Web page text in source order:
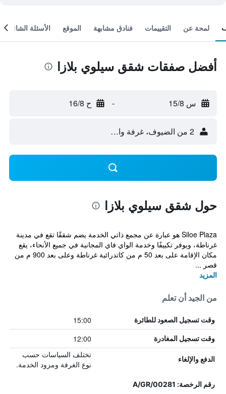
لمحة عن التقييمات فنادق مشابهة الموقع الأسئلة الشائعة
أفضل صفقات شقق سيلوي بلازا
س 15/8 - ح 16/8
2 من الضيوف، غرفة واحدة
حول شقق سيلوي بلازا
Siloe Plaza هو عبارة عن مجمع ذاتي الخدمة يضم شققًا تقع في مدينة
غرناطة، ويوفر تكييفًا وخدمة الواي فاي المجانية في جميع الأنحاء، يقع
مكان الإقامة على بعد 50 م من كاتدرائية غرناطة وعلى بعد 900 م من
قصر ...
المزيد
من الجيد أن تعلم
وقت تسجيل الصعود للطائرة 15:00
وقت تسجيل المغادرة 12:00
الدفع والإلغاء
تختلف السياسات حسب
نوع الغرفة ومزود الخدمة.
رقم الرخصة: A/GR/00​281